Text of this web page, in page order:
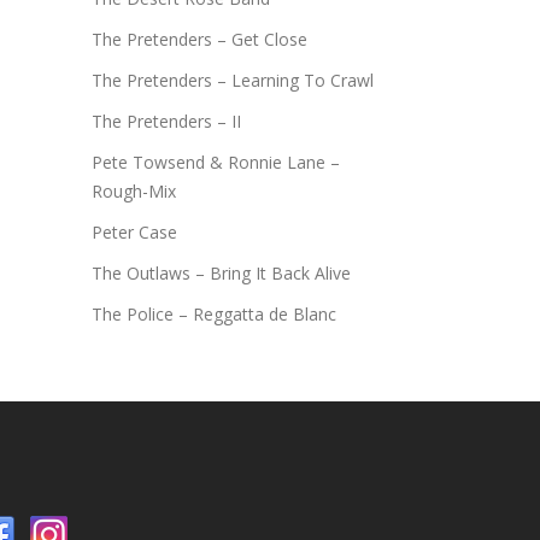
The Pretenders – Get Close
The Pretenders – Learning To Crawl
The Pretenders – II
Pete Towsend & Ronnie Lane –
Rough-Mix
Peter Case
The Outlaws – Bring It Back Alive
The Police – Reggatta de Blanc